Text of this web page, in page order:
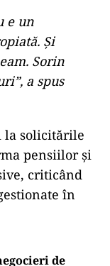
e un
Și
Sorin
a spus
la solicitările
pensiilor și
criticând
în
de